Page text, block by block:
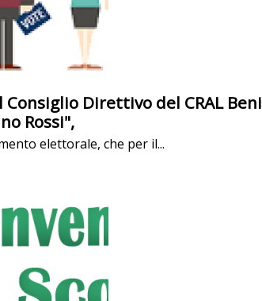
Direttivo del CRAL
Rossi",
elettorale, che per il...